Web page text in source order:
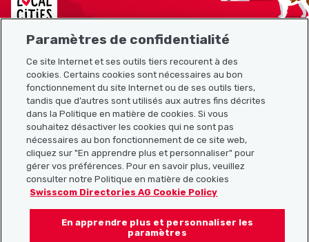
Plan du site
Liens utiles
Télécharger l’application Localcities
Suis-nous sur les réseaux sociaux :
Paramètres de confidentialité
Ce site Internet et ses outils tiers recourent à des
cookies. Certains cookies sont nécessaires au bon
fonctionnement du site Internet ou de ses outils tiers,
tandis que d’autres sont utilisés aux autres fins décrites
dans la Politique en matière de cookies. Si vous
souhaitez désactiver les cookies qui ne sont pas
nécessaires au bon fonctionnement de ce site web,
cliquez sur "En apprendre plus et personnaliser" pour
gérer vos préférences. Pour en savoir plus, veuillez
consulter notre Politique en matière de cookies
Swisscom Directories AG Cookie Policy
En apprendre plus et personnaliser les
paramètres